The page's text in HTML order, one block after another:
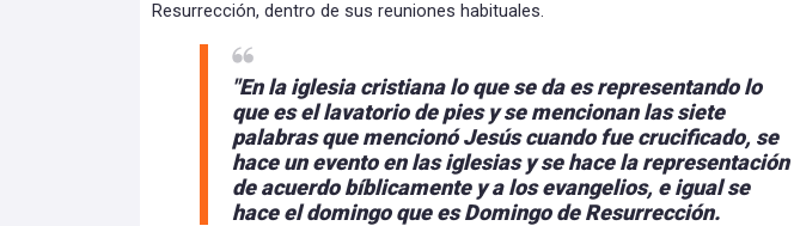
Resurrección, dentro de sus reuniones habituales.
"En la iglesia cristiana lo que se da es representando lo
que es el lavatorio de pies y se mencionan las siete
palabras que mencionó Jesús cuando fue crucificado, se
hace un evento en las iglesias y se hace la representación
de acuerdo bíblicamente y a los evangelios, e igual se
hace el domingo que es Domingo de Resurrección.